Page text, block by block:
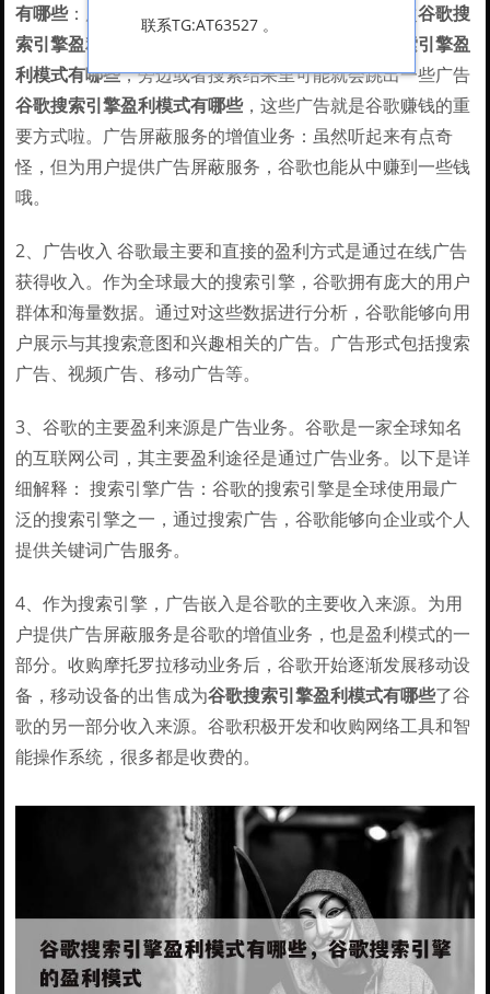
有哪些：广告嵌入：这可是谷歌的大头收入呢！每次谷歌搜
索引擎盈利模式有哪些
谷歌搜索引擎盈
利模式有哪些，旁边或者搜索结果里可能就会跳出一些广告
谷歌搜索引擎盈利模式有哪些，这些广告就是谷歌赚钱的重
要方式啦。广告屏蔽服务的增值业务：虽然听起来有点奇
怪，但为用户提供广告屏蔽服务，谷歌也能从中赚到一些钱
哦。
2、广告收入 谷歌最主要和直接的盈利方式是通过在线广告
获得收入。作为全球最大的搜索引擎，谷歌拥有庞大的用户
群体和海量数据。通过对这些数据进行分析，谷歌能够向用
户展示与其搜索意图和兴趣相关的广告。广告形式包括搜索
广告、视频广告、移动广告等。
3、谷歌的主要盈利来源是广告业务。谷歌是一家全球知名
的互联网公司，其主要盈利途径是通过广告业务。以下是详
细解释： 搜索引擎广告：谷歌的搜索引擎是全球使用最广
泛的搜索引擎之一，通过搜索广告，谷歌能够向企业或个人
提供关键词广告服务。
4、作为搜索引擎，广告嵌入是谷歌的主要收入来源。为用
户提供广告屏蔽服务是谷歌的增值业务，也是盈利模式的一
部分。收购摩托罗拉移动业务后，谷歌开始逐渐发展移动设
备，移动设备的出售成为谷歌搜索引擎盈利模式有哪些了谷
歌的另一部分收入来源。谷歌积极开发和收购网络工具和智
能操作系统，很多都是收费的。
联系TG:AT63527 。